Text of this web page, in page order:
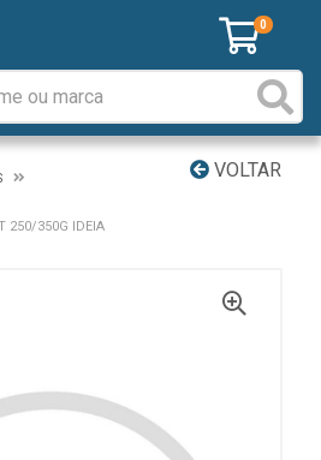
0
VOLTAR
250/350G IDEIA